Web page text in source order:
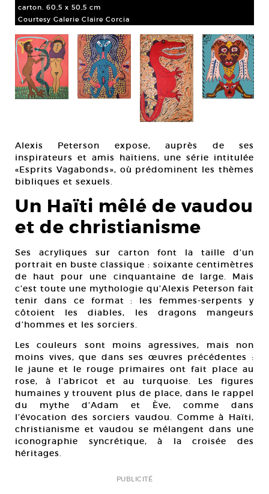
carton. 60,5 x 50,5 cm
Courtesy Galerie Claire Corcia
Alexis Peterson expose, auprès de ses
inspirateurs et amis haïtiens, une série intitulée
«Esprits Vagabonds», où prédominent les thèmes
bibliques et sexuels.
Un Haïti mêlé de vaudou
et de christianisme
Ses acryliques sur carton font la taille d’un
portrait en buste classique : soixante centimètres
de haut pour une cinquantaine de large. Mais
c’est toute une mythologie qu’Alexis Peterson fait
tenir dans ce format : les femmes-serpents y
côtoient les diables, les dragons mangeurs
d’hommes et les sorciers.
Les couleurs sont moins agressives, mais non
moins vives, que dans ses œuvres précédentes :
le jaune et le rouge primaires ont fait place au
rose, à l’abricot et au turquoise. Les figures
humaines y trouvent plus de place, dans le rappel
du mythe d’Adam et Ève, comme dans
l’évocation des sorciers vaudou. Comme à Haïti,
christianisme et vaudou se mélangent dans une
iconographie syncrétique, à la croisée des
héritages.
PUBLICITÉ